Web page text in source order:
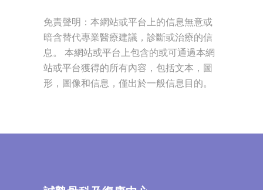
免責聲明：本網站或平台上的信息無意或
暗含替代專業醫療建議，診斷或治療的信
息。 本網站或平台上包含的或可通過本網
站或平台獲得的所有內容，包括文本，圖
形，圖像和信息，僅出於一般信息目的。